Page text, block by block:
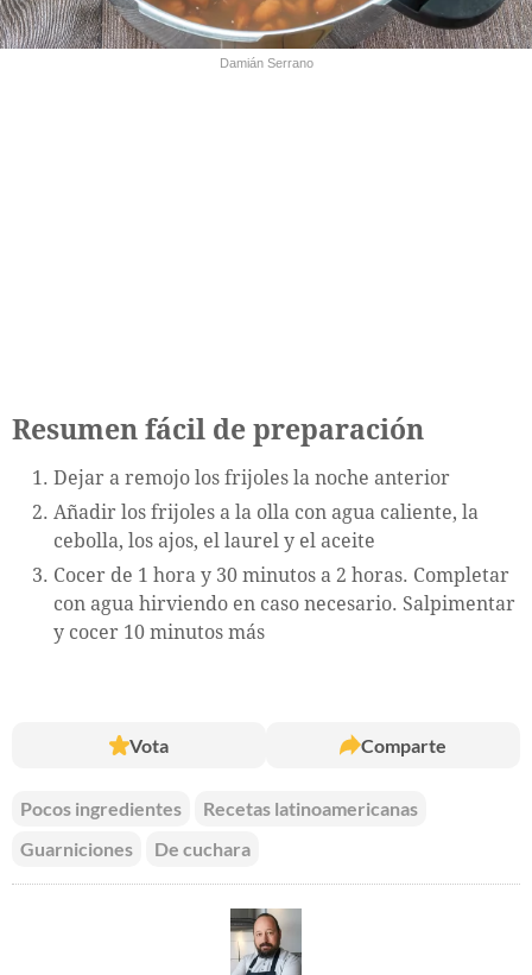
Damián Serrano
Resumen fácil de preparación
Dejar a remojo los frijoles la noche anterior
Añadir los frijoles a la olla con agua caliente, la
cebolla, los ajos, el laurel y el aceite
Cocer de 1 hora y 30 minutos a 2 horas. Completar
con agua hirviendo en caso necesario. Salpimentar
y cocer 10 minutos más
Vota Comparte
Pocos ingredientes
Recetas latinoamericanas
Guarniciones
De cuchara